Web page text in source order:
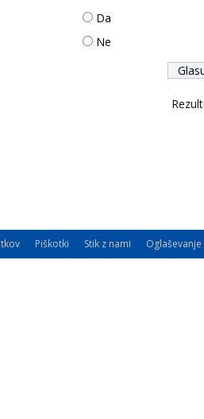
Da
Ne
Piškotki Stik z nami Oglaševanje